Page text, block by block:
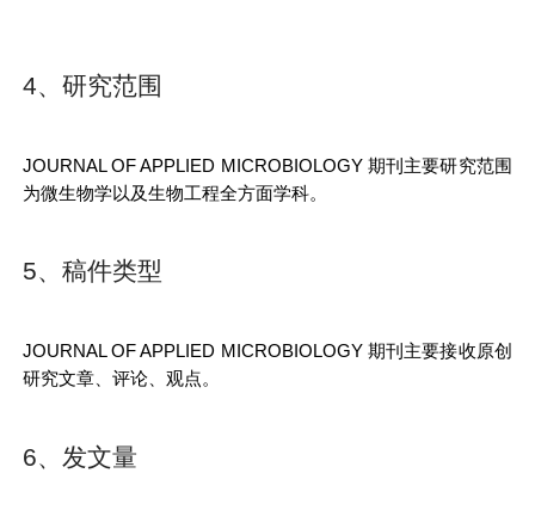
4、研究范围
JOURNAL OF APPLIED MICROBIOLOGY 期刊主要研究范围
为微生物学以及生物工程全方面学科。
5、稿件类型
JOURNAL OF APPLIED MICROBIOLOGY 期刊主要接收原创
研究文章、评论、观点。
6、发文量